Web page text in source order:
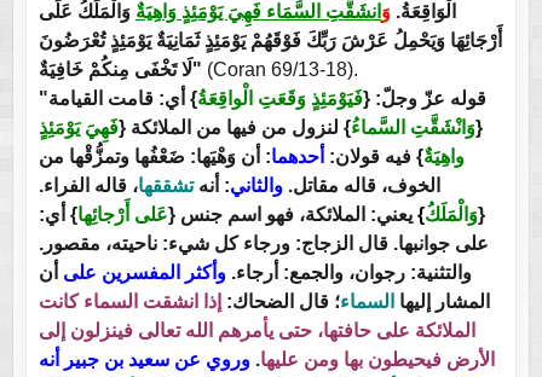
الْوَاقِعَةُ.وَ انشَقَّتِ السَّمَاء فَهِيَ يَوْمَئِذٍ وَاهِيَةٌ وَالْمَلَكُ عَلَى
أَرْجَائِهَا وَيَحْمِلُ عَرْشَ رَبِّكَ فَوْقَهُمْ يَوْمَئِذٍ ثَمَانِيَةٌ يَوْمَئِذٍ تُعْرَضُونَ
لَا تَخْفَى مِنكُمْ خَافِيَةٌ" (Coran 69/13-18).
"قوله عزّ وجلّ: {فَيَوْمَئِذٍ وَقَعَتِ الْواقِعَةُ} أي: قامت القيامة
{وَانْشَقَّتِ السَّماءُ} لنزول من فيها من الملائكة {فَهِيَ يَوْمَئِذٍ
واهِيَةٌ} فيه قولان: أحدهما: أن وَهْيَها: ضَعْفُها وتمزُّقْها من
الخوف، قاله مقاتل.والثاني: أنهتشققها، قاله الفراء.
{وَالْمَلَكُ} يعني: الملائكة، فهو اسم جنس {عَلى أَرْجائِها} أي:
على جوانبها. قال الزجاج: ورجاء كل شيء: ناحيته، مقصور.
والتثنية: رجوان، والجمع: أرجاء.وأكثر المفسرين على أن
المشار إليها السماء؛ قال الضحاك: إذا انشقت السماء كانت
الملائكة على حافتها، حتى يأمرهم الله تعالى فينزلون إلى
الأرض فيحيطون بها ومن عليها.وروي عن سعيد بن جبير أنه